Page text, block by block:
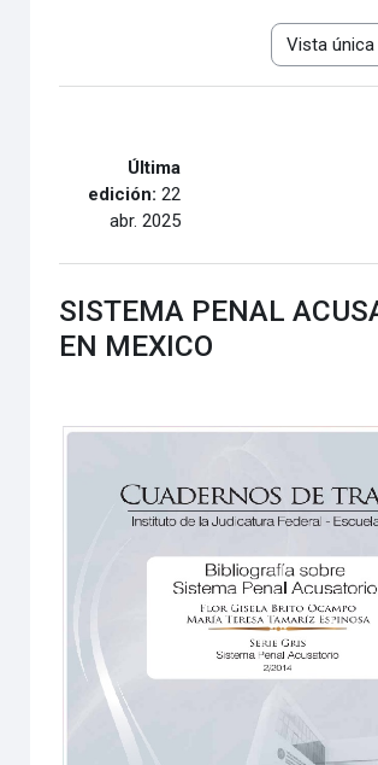
Ver el modo
Última
edición: 22
abr. 2025
SISTEMA PENAL
EN MEXICO